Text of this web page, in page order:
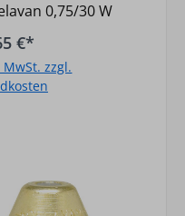
0,75/30 W
€*
zzgl.